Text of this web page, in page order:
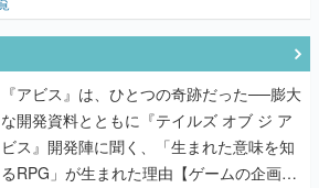
『アビス』は、ひとつの奇跡だった──膨大
な開発資料とともに『テイルズ オブ ジ ア
るRPG」が生まれた理由【ゲームの企画
書】
なにが、人を「ロマンシング」させるの
か？『ロマサガ2』当時の企画書とキャラ